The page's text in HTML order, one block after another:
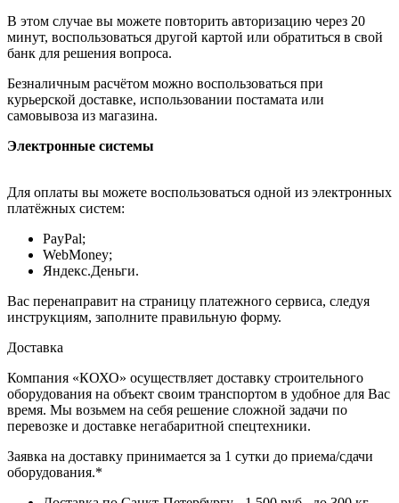
В этом случае вы можете повторить авторизацию через 20
минут, воспользоваться другой картой или обратиться в свой
банк для решения вопроса.
Безналичным расчётом можно воспользоваться при
курьерской доставке, использовании постамата или
самовывоза из магазина.
Электронные системы
Для оплаты вы можете воспользоваться одной из электронных
платёжных систем:
PayPal;
WebMoney;
Яндекс.Деньги.
Вас перенаправит на страницу платежного сервиса, следуя
инструкциям, заполните правильную форму.
Доставка
Компания «КОХО» осуществляет доставку строительного
оборудования на объект своим транспортом в удобное для Вас
время. Мы возьмем на себя решение сложной задачи по
перевозке и доставке негабаритной спецтехники.
Заявка на доставку принимается за 1 сутки до приема/сдачи
оборудования.*